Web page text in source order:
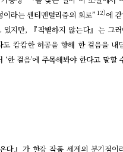
이라는 센티멘털리즘의 회로” 12)에
있지만, 『작별하지 않는다』는 그
도 캄캄한 허공을 향해 한 걸음을 내
‘한 걸음’에 주목해봐야 한다고 말할
』가 한강 작품 세계의 분기점이